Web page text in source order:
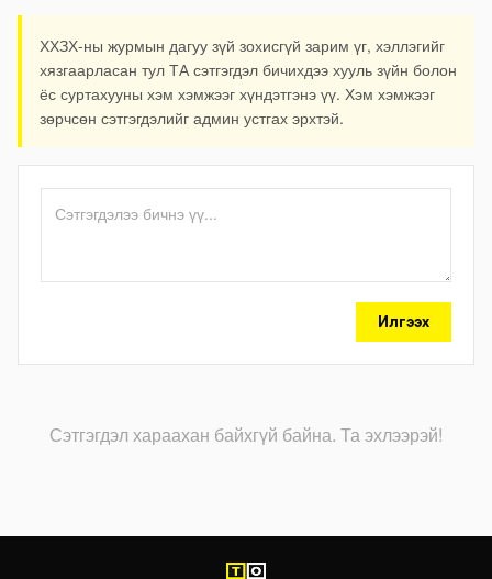
ХХЗХ-ны журмын дагуу зүй зохисгүй зарим үг, хэллэгийг
хязгаарласан тул ТА сэтгэгдэл бичихдээ хууль зүйн болон
ёс суртахууны хэм хэмжээг хүндэтгэнэ үү. Хэм хэмжээг
зөрчсөн сэтгэгдэлийг админ устгах эрхтэй.
Илгээх
Сэтгэгдэл хараахан байхгүй байна. Та эхлээрэй!